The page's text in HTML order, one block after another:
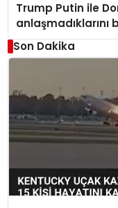
Trump Putin ile
anlaşmadıklarını
Son Dakika